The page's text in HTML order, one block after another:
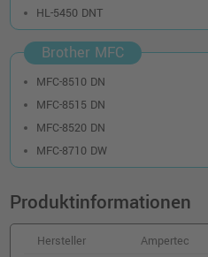
HL-5450 DNT
Brother MFC
MFC-8510 DN
MFC-8515 DN
MFC-8520 DN
MFC-8710 DW
Produktinformationen
Hersteller
Ampertec